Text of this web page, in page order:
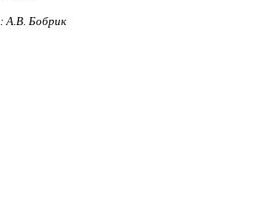
А.В. Бобрик